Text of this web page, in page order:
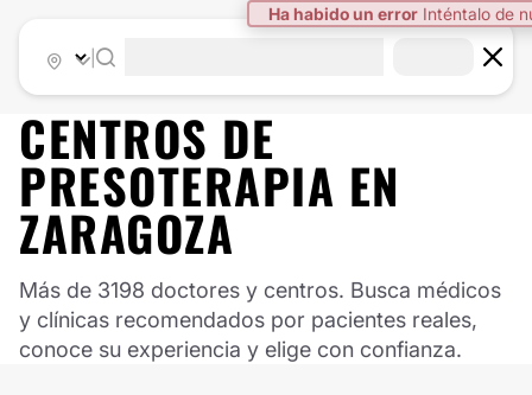
Ha habido un error Inténtalo de
CENTROS DE
PRESOTERAPIA EN
ZARAGOZA
Más de 3198 doctores y centros. Busca médicos
y clínicas recomendados por pacientes reales,
conoce su experiencia y elige con confianza.